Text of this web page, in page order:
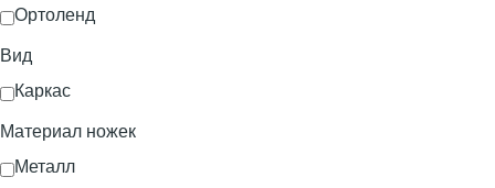
Ортоленд
Вид
Каркас
Материал ножек
Металл